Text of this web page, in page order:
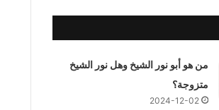
من هو أبو نور الشيخ وهل نور الشيخ
متزوجة؟
2024-12-02